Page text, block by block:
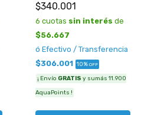
$340.001
6 cuotas sin interés de
$56.667
ó Efectivo / Transferencia
$306.001 10% OFF
¡ Envío GRATIS y sumás 11.900
AquaPoints !